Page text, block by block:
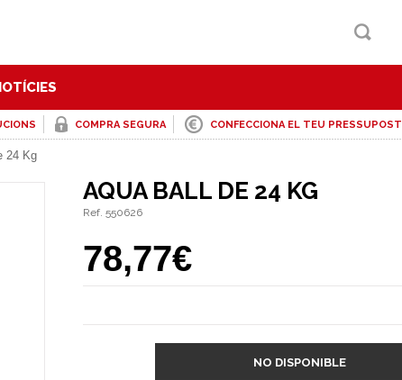
COMPRA SEGURA CONFECCIONA EL TEU PRESSUPOST
24 Kg
AQUA BALL DE 24 KG
Ref. 550626
78,77€
NO DISPONIBLE